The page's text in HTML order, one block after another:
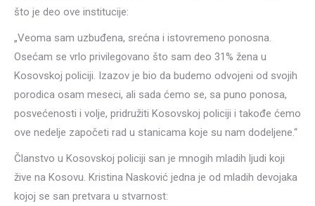
što je deo ove institucije:
„Veoma sam uzbuđena, srećna i istovremeno ponosna.
Osećam se vrlo privilegovano što sam deo 31% žena u
Kosovskoj policiji. Izazov je bio da budemo odvojeni od svojih
porodica osam meseci, ali sada ćemo se, sa puno ponosa,
posvećenosti i volje, pridružiti Kosovskoj policiji i takođe ćemo
ove nedelje započeti rad u stanicama koje su nam dodeljene.“
Članstvo u Kosovskoj policiji san je mnogih mladih ljudi koji
žive na Kosovu. Kristina Nasković jedna je od mladih devojaka
kojoj se san pretvara u stvarnost: